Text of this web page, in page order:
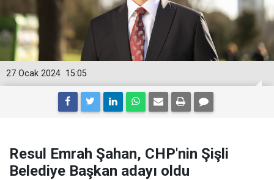
15:05
27 Ocak 2024
Resul Emrah Şahan, CHP'nin Şişli
Belediye Başkan adayı oldu